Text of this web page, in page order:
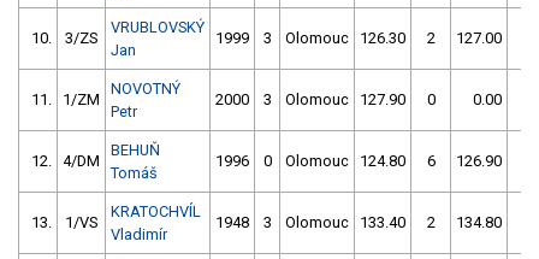
10. 3/ZS
VRUBLOVSKÝ
Jan
1999 3 Olomouc 126.30 2 127.00
11. 1/ZM
NOVOTNÝ
Petr
2000 3 Olomouc 127.90 0 0.00
12. 4/DM
BEHUŇ
Tomáš
1996 0 Olomouc 124.80 6 126.90
13. 1/VS
KRATOCHVÍL
Vladimír
1948 3 Olomouc 133.40 2 134.80